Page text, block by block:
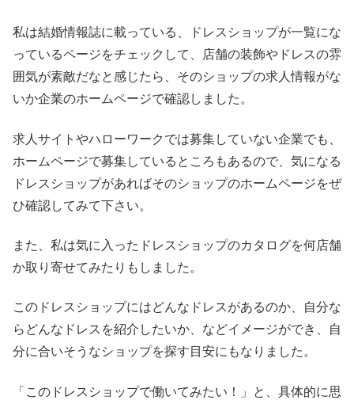
私は結婚情報誌に載っている、ドレスショップが一覧にな
っているページをチェックして、店舗の装飾やドレスの雰
囲気が素敵だなと感じたら、そのショップの求人情報がな
いか企業のホームページで確認しました。
求人サイトやハローワークでは募集していない企業でも、
ホームページで募集しているところもあるので、気になる
ドレスショップがあればそのショップのホームページをぜ
ひ確認してみて下さい。
また、私は気に入ったドレスショップのカタログを何店舗
か取り寄せてみたりもしました。
このドレスショップにはどんなドレスがあるのか、自分な
らどんなドレスを紹介したいか、などイメージができ、自
分に合いそうなショップを探す目安にもなりました。
「このドレスショップで働いてみたい！」と、具体的に思